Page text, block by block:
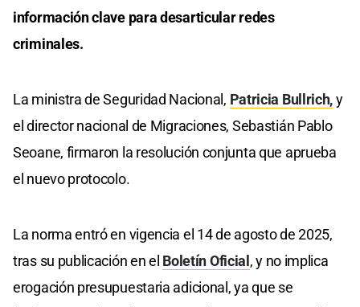
información clave para desarticular redes
criminales.
La ministra de Seguridad Nacional, Patricia Bullrich,y
el director nacional de Migraciones, Sebastián Pablo
Seoane, firmaron la resolución conjunta que aprueba
el nuevo protocolo.
La norma entró en vigencia el 14 de agosto de 2025,
tras su publicación en el Boletín Oficial, y no implica
erogación presupuestaria adicional, ya que se